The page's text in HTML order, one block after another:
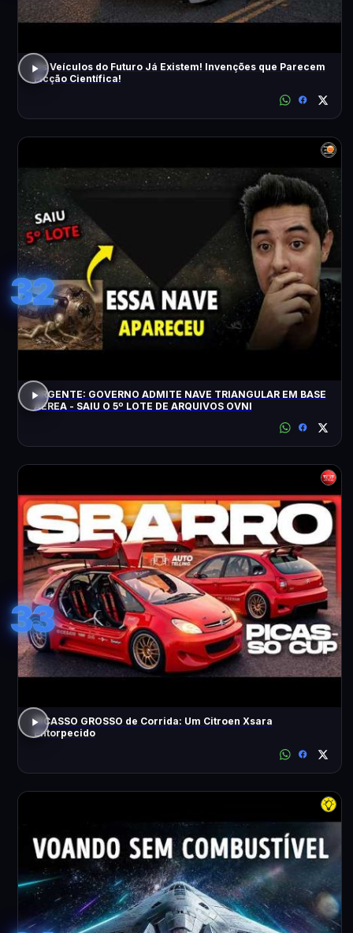
Os Veículos do Futuro Já Existem! Invenções que Parecem
Ficção Científica!
32
URGENTE: GOVERNO ADMITE NAVE TRIANGULAR EM BASE
AÉREA - SAIU O 5º LOTE DE ARQUIVOS OVNI
33
PICASSO GROSSO de Corrida: Um Citroen Xsara
Entorpecido